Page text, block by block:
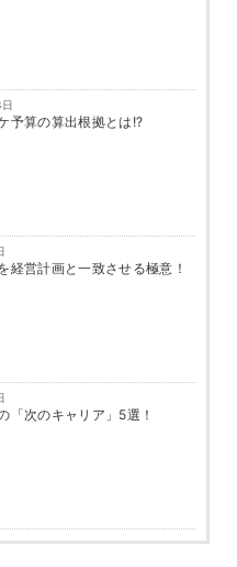
予算の算出根拠とは!?
経営計画と一致させる極意！
「次のキャリア」5選！